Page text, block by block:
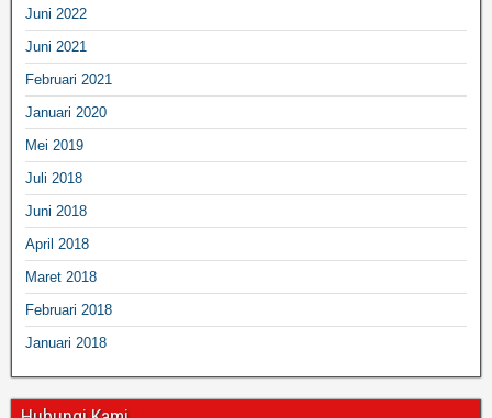
Juni 2022
Juni 2021
Februari 2021
Januari 2020
Mei 2019
Juli 2018
Juni 2018
April 2018
Maret 2018
Februari 2018
Januari 2018